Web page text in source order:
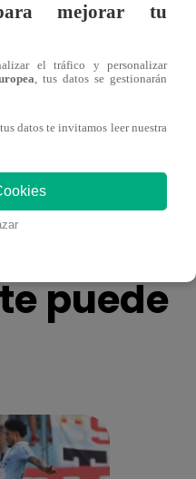
viral
puede
mejorar tu
el tráfico y personalizar
, tus datos se gestionarán
datos te invitamos leer nuestra